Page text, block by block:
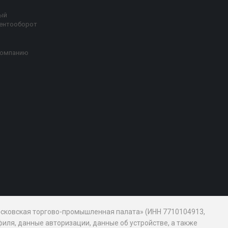
торгово-промышленная палата» (ИНН 7710104913,
данные авторизации, данные об устройстве, а также